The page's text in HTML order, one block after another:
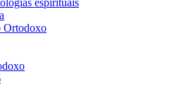
espirituais
Ortodoxo